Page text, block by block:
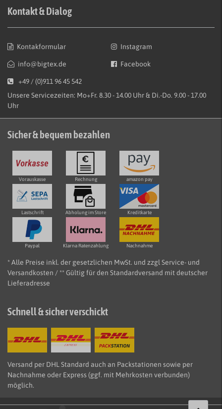
Kontakt & Dialog
Kontakformular
info@bigtex.de
Instagram
Facebook
+49 / (0)911 96 45 542
Unsere Servicezeiten: Mo+Fr. 8.30 - 14.00 Uhr & Di.-Do. 9.00 - 17.00
Uhr
Sicher & bequem bezahlen
Vorauskasse Rechnung amazon pay
Lastschrift Abholung im Store Kreditkarte
Paypal Klarna Ratenzahlung Nachnahme
* Alle Preise inkl. der gesetzlichen MwSt. und zzgl Service- und
Versandkosten / ** Gültig für den Standardversand mit deutscher
Lieferadresse
Schnell & sicher verschickt
Versand per DHL Standard auch an Packstationen sowie per
Nachnahme oder Express (ggf. mit Mehrkosten verbunden)
möglich.